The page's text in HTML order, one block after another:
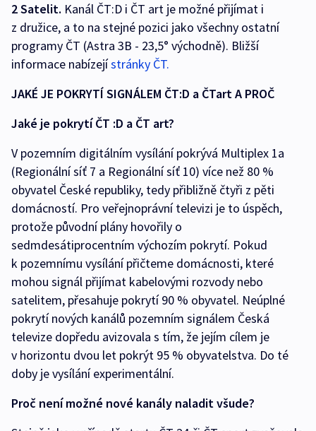
2 Satelit. Kanál ČT:D i ČT art je možné přijímat i
z družice, a to na stejné pozici jako všechny ostatní
programy ČT (Astra 3B - 23,5° východně). Bližší
informace nabízejístránky ČT.
JAKÉ JE POKRYTÍ SIGNÁLEM ČT:D a ČTart A PROČ
Jaké je pokrytí ČT :D a ČT art?
V pozemním digitálním vysílání pokrývá Multiplex 1a
(Regionální síť 7 a Regionální síť 10) více než 80 %
obyvatel České republiky, tedy přibližně čtyři z pěti
domácností. Pro veřejnoprávní televizi je to úspěch,
protože původní plány hovořily o
sedmdesátiprocentním výchozím pokrytí. Pokud
k pozemnímu vysílání přičteme domácnosti, které
mohou signál přijímat kabelovými rozvody nebo
satelitem, přesahuje pokrytí 90 % obyvatel. Neúplné
pokrytí nových kanálů pozemním signálem Česká
televize dopředu avizovala s tím, že jejím cílem je
v horizontu dvou let pokrýt 95 % obyvatelstva. Do té
doby je vysílání experimentální.
Proč není možné nové kanály naladit všude?